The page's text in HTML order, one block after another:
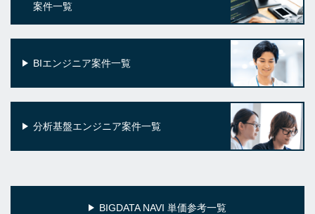
案件一覧
BIエンジニア案件一覧
分析基盤エンジニア案件一覧
BIGDATA NAVI 単価参考一覧